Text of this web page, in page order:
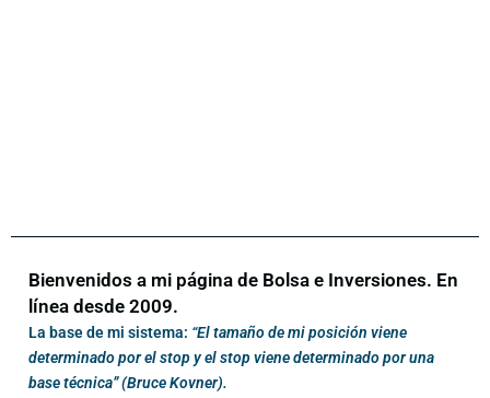
Bienvenidos a mi página de Bolsa e Inversiones. En
línea desde 2009.
La base de mi sistema: “El tamaño de mi posición viene
determinado por el stop y el stop viene determinado por una
base técnica” (Bruce Kovner).